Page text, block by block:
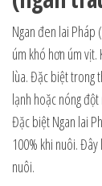
Ngan đen lai Pháp
úm khó hơn úm vịt.
lùa. Đặc biệt trong
lạnh hoặc nóng
Đặc biệt Ngan lai
100% khi nuôi.
nuôi.